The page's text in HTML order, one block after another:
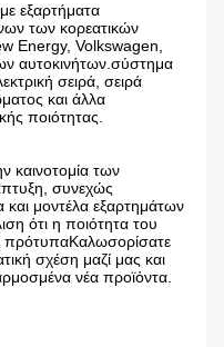
εξαρτήματα
των κορεατικών
Energy, Volkswagen,
αυτοκινήτων.σύστημα
σειρά, σειρά
και άλλα
ποιότητας.
καινοτομία των
συνεχώς
μοντέλα εξαρτημάτων
ότι η ποιότητα του
πρότυπαΚαλωσορίσατε
σχέση μαζί μας και
νέα προϊόντα.